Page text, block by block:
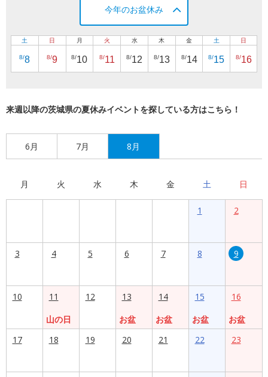
今年のお盆休み
土
8/8
日
8/9
月
8/10
火
8/11
水
8/12
木
8/13
金
8/14
土
8/15
日
8/16
来週以降の茨城県の夏休みイベントを探している方はこちら！
6月 7月 8月
月 火 水 木 金 土 日
1 2
3 4 5 6 7 8 9
10
11
山の日
12
13
お盆
14
お盆
15
お盆
16
お盆
17
18 19 20 21 22 23